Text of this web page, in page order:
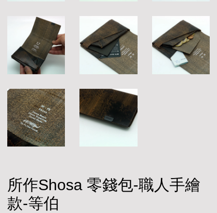
所作Shosa 零錢包-職人手繪
款-等伯